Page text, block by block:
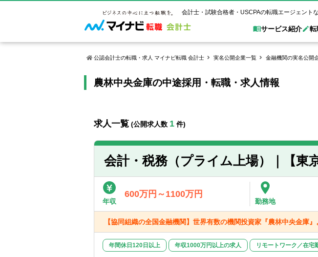
会計士・試験合格者・USCPAの転職エージェント
サービス紹介
サービス紹介
マイナビ転職 会計士とは？
転
転職お役立ち情報
ご状況別転職ガイド
はじめての転職の方へ
2回目以降の転職の方へ 未経験分野へ
業界情報
会計士試験情報
試験科目一覧
試験合格後の流れ
求人情報
保有資格別求人情報
公認会計士試験合格
USCPA（米国公認会計士）
コン
ム
公認会計士の転職・求人 マイナビ転職 会計士 実名公開企業一覧 金融機関の実名公開
農林中央金庫の中途採用・転職・求人情報
求人一覧 (公開求人数 1 件)
会計・税務（プライム上場）｜【東京
年収
600万円～1100万円
勤務地
【協同組織の全国金融機関】世界有数の機関投資家『農林中央金庫』
年間休日120日以上 年収1000万円以上の求人 リモートワーク／在宅